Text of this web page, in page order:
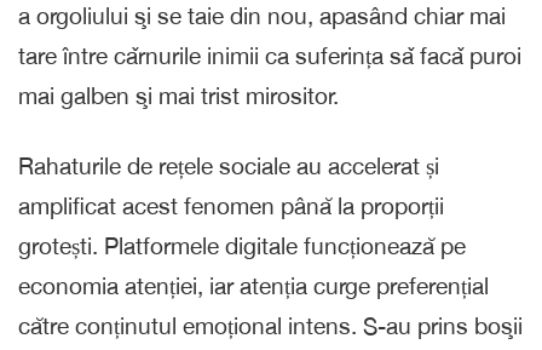
a orgoliului şi se taie din nou, apasând chiar mai
tare între cǎrnurile inimii ca suferința sǎ facǎ puroi
mai galben şi mai trist mirositor.
Rahaturile de rețele sociale au accelerat și
amplificat acest fenomen până la proporții
grotești. Platformele digitale funcționează pe
economia atenției, iar atenția curge preferențial
către conținutul emoțional intens. S-au prins boşii